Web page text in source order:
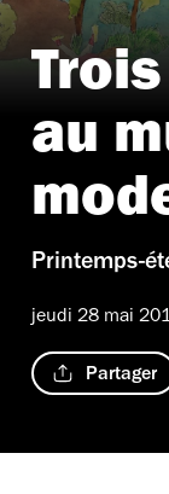
au
Printemps-
jeudi 28 mai
Partager